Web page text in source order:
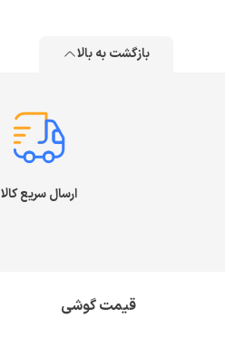
بازگشت به بالا
ارسال سریع کالا
قیمت گوشی